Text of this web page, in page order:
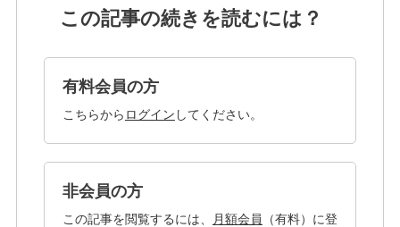
この記事の続きを読むには？
有料会員の方
こちらから ログイン してください。
非会員の方
この記事を閲覧するには、 月額会員
（有料）に登